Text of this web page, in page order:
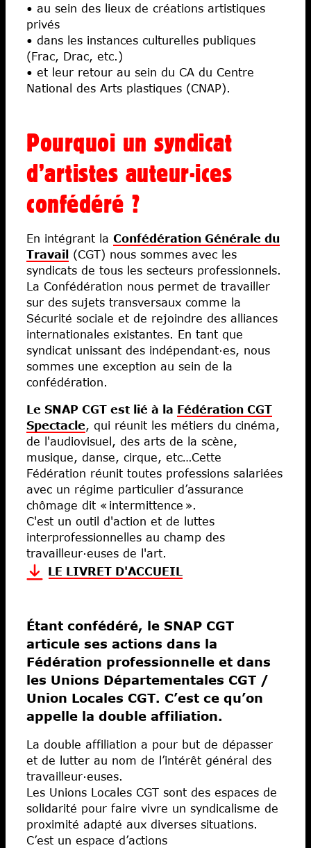
• au sein des lieux de créations artistiques
privés
• dans les instances culturelles publiques
(Frac, Drac, etc.)
• et leur retour au sein du CA du Centre
National des Arts plastiques (CNAP).
Pourquoi un syndicat
d’artistes auteur·ices
confédéré ?
En intégrant la Confédération Générale du
Travail (CGT) nous sommes avec les
syndicats de tous les secteurs professionnels.
La Confédération nous permet de travailler
sur des sujets transversaux comme la
Sécurité sociale et de rejoindre des alliances
internationales existantes. En tant que
syndicat unissant des indépendant·es, nous
sommes une exception au sein de la
confédération.
Le SNAP CGT est lié à la Fédération CGT
Spectacle , qui réunit les métiers du cinéma,
de l'audiovisuel, des arts de la scène,
musique, danse, cirque, etc…Cette
Fédération réunit toutes professions salariées
avec un régime particulier d’assurance
chômage dit « intermittence ».
C'est un outil d'action et de luttes
interprofessionnelles au champ des
travailleur·euses de l'art.
LE LIVRET D'ACCUEIL
Étant confédéré, le SNAP CGT
articule ses actions dans la
Fédération professionnelle et dans
les Unions Départementales CGT /
Union Locales CGT. C’est ce qu’on
appelle la double affiliation.
La double affiliation a pour but de dépasser
et de lutter au nom de l’intérêt général des
travailleur·euses.
Les Unions Locales CGT sont des espaces de
solidarité pour faire vivre un syndicalisme de
proximité adapté aux diverses situations.
C’est un espace d’actions